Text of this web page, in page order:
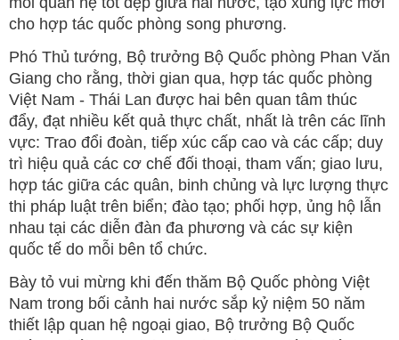
cho hợp tác quốc phòng song phương.
Phó Thủ tướng, Bộ trưởng Bộ Quốc phòng Phan Văn
Giang cho rằng, thời gian qua, hợp tác quốc phòng
Việt Nam - Thái Lan được hai bên quan tâm thúc
đẩy, đạt nhiều kết quả thực chất, nhất là trên các lĩnh
vực: Trao đổi đoàn, tiếp xúc cấp cao và các cấp; duy
trì hiệu quả các cơ chế đối thoại, tham vấn; giao lưu,
hợp tác giữa các quân, binh chủng và lực lượng thực
thi pháp luật trên biển; đào tạo; phối hợp, ủng hộ lẫn
nhau tại các diễn đàn đa phương và các sự kiện
quốc tế do mỗi bên tổ chức.
Bày tỏ vui mừng khi đến thăm Bộ Quốc phòng Việt
Nam trong bối cảnh hai nước sắp kỷ niệm 50 năm
thiết lập quan hệ ngoại giao, Bộ trưởng Bộ Quốc